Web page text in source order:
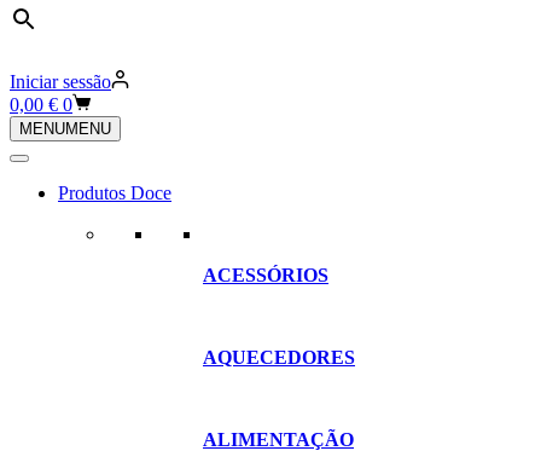
Iniciar sessão
Carrinho
de
compras
0,00 € 0
MENUMENU
Produtos Doce
ACESSÓRIOS
AQUECEDORES
ALIMENTAÇÃO